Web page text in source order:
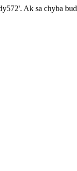
Ak sa chyba